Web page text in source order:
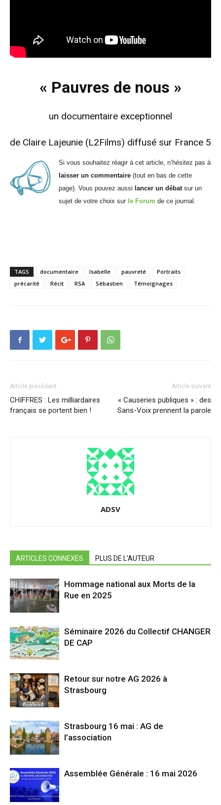
« Pauvres de nous »
un documentaire exceptionnel
de Claire Lajeunie (L2Films) diffusé sur France 5
Si vous souhaitez réagir à cet article, n’hésitez pas à
laisser un commentaire (tout en bas de cette
page). Vous pouvez aussi lancer un débatsur un
sujet de votre choix sur le Forum de ce journal.
TAGS documentaire Isabelle pauvreté
Portraits
précarité
Récit RSA Sébastien Témoignages
Article précédent
CHIFFRES : Les milliardaires
français se portent bien !
Article suivant
« Causeries publiques » : des
Sans-Voix prennent la parole
ADSV
ARTICLES CONNEXES PLUS DE L'AUTEUR
Hommage national aux Morts de la
Rue en 2025
Séminaire 2026 du Collectif CHANGER
DE CAP
Retour sur notre AG 2026 à
Strasbourg
Strasbourg 16 mai : AG de
l’association
Assemblée Générale : 16 mai 2026